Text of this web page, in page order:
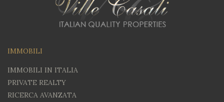
IMMOBILI
IMMOBILI IN ITALIA
PRIVATE REALTY
RICERCA AVANZATA